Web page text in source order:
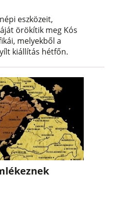
eszközeit,
örökítik meg Kós
melyekből a
kiállítás hétfőn.